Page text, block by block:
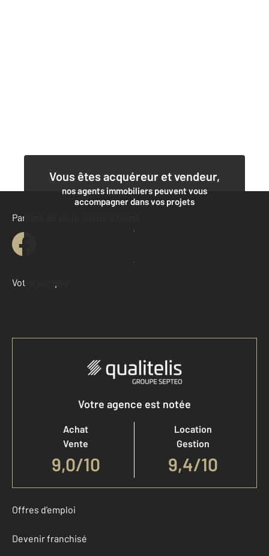
Vous êtes acquéreur et vendeur,
nos agents immobiliers peuvent vous
accompagner dans vos projets
Contacter l'agence
Demander une estimation
Parlons de vous, parlons biens
Votre compte :
Accéder à mon compte
Votre agence est notée
Achat
Vente
9,0/10
Location
Gestion
9,4/10
Offres d'emploi
Devenir franchisé